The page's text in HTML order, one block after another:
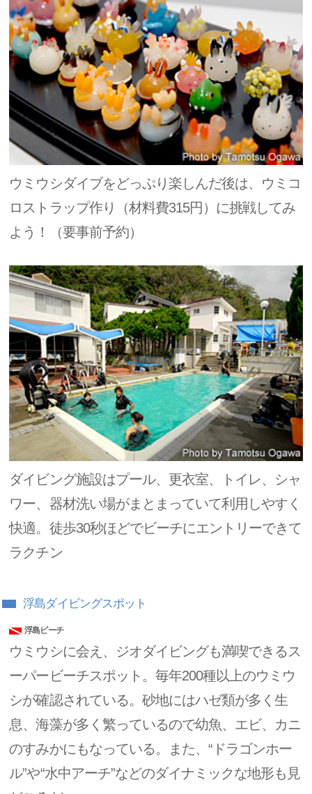
ウミウシダイブをどっぷり楽しんだ後は、ウミコ
ロストラップ作り（材料費315円）に挑戦してみ
よう！（要事前予約）
ダイビング施設はプール、更衣室、トイレ、シャ
ワー、器材洗い場がまとまっていて利用しやすく
快適。徒歩30秒ほどでビーチにエントリーできて
ラクチン
浮島ダイビングスポット
浮島ビーチ
ウミウシに会え、ジオダイビングも満喫できるス
ーパービーチスポット。毎年200種以上のウミウ
シが確認されている。砂地にはハゼ類が多く生
息、海藻が多く繁っているので幼魚、エビ、カニ
のすみかにもなっている。また、“ドラゴンホー
ル”や“水中アーチ”などのダイナミックな地形も見